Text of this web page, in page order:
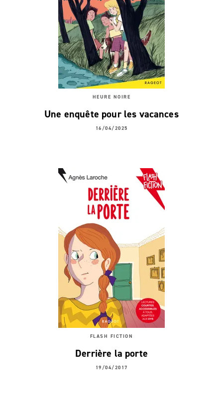
HEURE NOIRE
Une enquête pour les vacances
16/04/2025
FLASH FICTION
Derrière la porte
19/04/2017